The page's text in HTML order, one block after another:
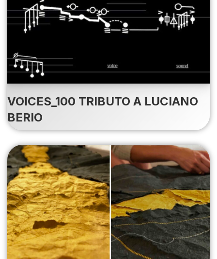
VOICES_100 TRIBUTO A LUCIANO
BERIO